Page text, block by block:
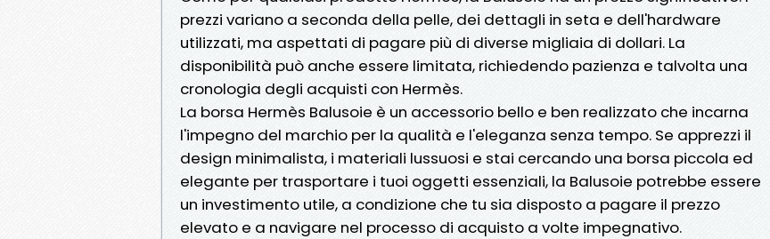
prezzi variano a seconda della pelle, dei dettagli in seta e dell'hardware
utilizzati, ma aspettati di pagare più di diverse migliaia di dollari. La
disponibilità può anche essere limitata, richiedendo pazienza e talvolta una
cronologia degli acquisti con Hermès.
La borsa Hermès Balusoie è un accessorio bello e ben realizzato che incarna
l'impegno del marchio per la qualità e l'eleganza senza tempo. Se apprezzi il
design minimalista, i materiali lussuosi e stai cercando una borsa piccola ed
elegante per trasportare i tuoi oggetti essenziali, la Balusoie potrebbe essere
un investimento utile, a condizione che tu sia disposto a pagare il prezzo
elevato e a navigare nel processo di acquisto a volte impegnativo.